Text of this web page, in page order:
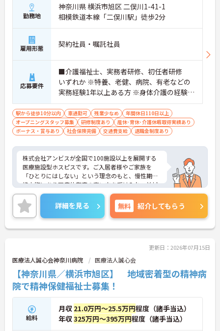
体制により、一人で悩むことなく安心して業務に取
り組めます
【介護福祉士の資格を活かして高い収入水準が期待
できます】
・介護福祉士に特化した処遇改善手当が支給され、
に還元されることで、やりがいを持って日々の業務
に臨めます
【研修制度でキャリアの選択肢が広がります】
・階層別のマネジメント研修も用意されているた
め、現場でのスキルアップだけでなく将来の管理者
を目指すことも可能です
勤務地
神奈川県 横浜市旭区 二俣川1-41-1
相模鉄道本線「二俣川駅」徒歩2分
雇用形態 契約社員・嘱託社員
応募要件
■介護福祉士、実務者研修、初任者研修
いずれか ※特養、老健、病院、有老などの
実務経験1年以上ある方 ※身体介護の経験年
以上ある方、機械浴の使用の経験のある方
歓迎
駅から徒歩10分以内 車通勤可 残業少なめ
年間休日110日以上
オープニングスタッフ募集
研修制度あり
産休･育休･介護休暇取得実績あり
ボーナス・賞与あり
社会保険完備 交通費支給 退職金制度あり
株式会社アンビスが全国で100施設以上を展開する
医療施設型ホスピスです。ご入居者様やご家族を
「ひとりにはしない」という理念のもと、慢性期や
終末期にあり医療依存度の高い方を受け入れ、地域
医療を支える社会的意義の高い事業を推進していま
す。現場には看護師が24時間常駐しています。急変
時の対応や医療行為は看護師が担当するため、初任
者研修や実務者研修の方も食事介助や入浴介助など
の生活を支えるケアに専念できる環境です。多職種
連携の体制がしっかりと整っています。働き方の面
では、夜勤明けの翌日が原則として公休となるほ
か、月平均の残業時間も5時間から7時間程度とかな
り少なめです。常勤スタッフの比率が90パーセント
を超えているため急な勤務変更が発生しにくく、あ
らかじめ決められた訪問予定表に沿って規則正しく
働けます。入職後は現場スタッフによるお一人おひ
とりに合わせた個別のOJT研修が実施されます。eラ
ーニングも導入されており、多職種と連携しながら
専門性を着実に深めていける環境が用意されていま
詳細を見る 無料 紹介してもらう
更新日：2026年07月15日
医療法人誠心会神奈川病院 医療法人誠心会
【神奈川県／横浜市旭区】 地域密着型の精神病
院で精神保健福祉士募集！
給料
月収 21.0万円～25.5万円程度（諸手当込）
年収325万円～395万円程度（諸手当込）